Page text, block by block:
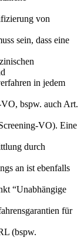
von
sein, dass eine
in jedem
bspw. auch Art.
VO). Eine
durch
an ist ebenfalls
“Unabhängige
für
(bspw.